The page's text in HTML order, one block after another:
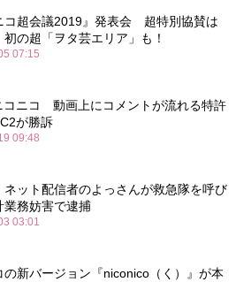
コ超会議2019』発表会 超特別協賛は
の超「ヲタ芸エリア」も！
07:15
コニコ 動画上にコメントが流れる特許
が勝訴
09:48
ネット配信者のよっさんが救急隊を呼び
業務妨害で逮捕
03:01
の新バージョン『niconico（く）』が本